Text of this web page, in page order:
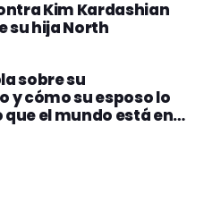
Kim Kardashian
su hija North
sobre su
y cómo su esposo lo
que el mundo está en